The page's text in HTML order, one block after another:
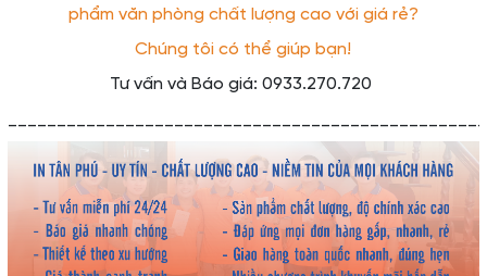
phẩm văn phòng chất lượng cao với giá rẻ?
Chúng tôi có thể giúp bạn!
Tư vấn và Báo giá: 0933.270.720